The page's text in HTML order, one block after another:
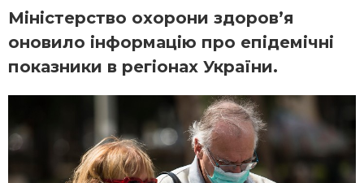
Міністерство охорони здоров’я
оновило інформацію про епідемічні
показники в регіонах України.